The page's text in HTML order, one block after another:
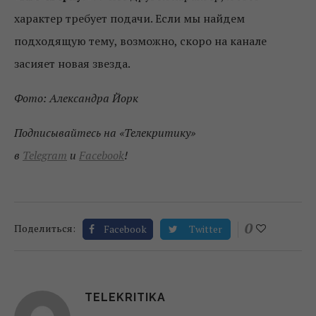
характер требует подачи. Если мы найдем
подходящую тему, возможно, скоро на канале
засияет новая звезда.
Фото: Александра Йорк
Подписывайтесь на «Телекритику»
в Telegram и Facebook!
Поделиться: Facebook Twitter 0
TELEKRITIKA